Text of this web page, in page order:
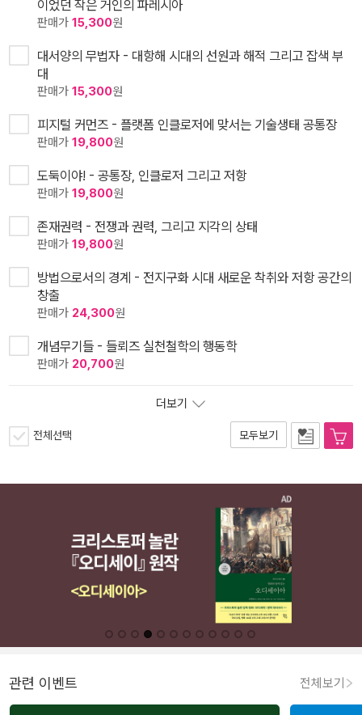
이었던 작은 거인의 파레시아
판매가 15,300원
대서양의 무법자 - 대항해 시대의 선원과 해적 그리고 잡색 부
대
판매가 15,300원
피지털 커먼즈 - 플랫폼 인클로저에 맞서는 기술생태 공통장
판매가 19,800원
도둑이야! - 공통장, 인클로저 그리고 저항
판매가 19,800원
존재권력 - 전쟁과 권력, 그리고 지각의 상태
판매가 19,800원
방법으로서의 경계 - 전지구화 시대 새로운 착취와 저항 공간의
창출
판매가 24,300원
개념무기들 - 들뢰즈 실천철학의 행동학
판매가 20,700원
더보기
전체선택 모두보기
관련 이벤트 전체보기